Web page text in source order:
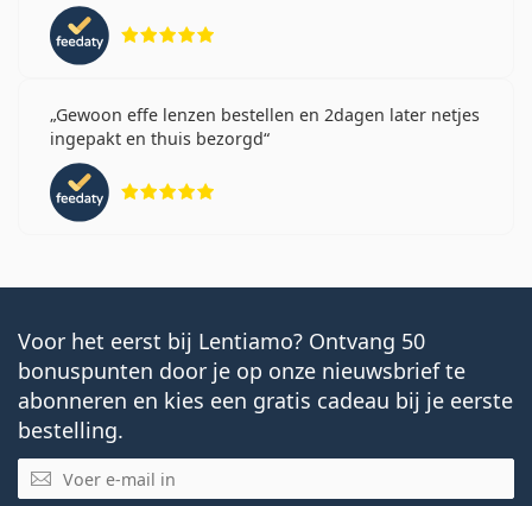
Gewoon effe lenzen bestellen en 2dagen later netjes
ingepakt en thuis bezorgd
Voor het eerst bij Lentiamo? Ontvang 50
bonuspunten door je op onze nieuwsbrief te
abonneren en kies een gratis cadeau bij je eerste
bestelling.
E-mail